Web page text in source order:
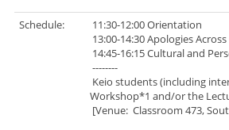
Schedule:
11:30-12:00 Orientation
13:00-14:30 Apologies
14:45-16:15 Cultural and
--------
Keio students (including
Workshop*1 and/or the
[Venue: Classroom 473,